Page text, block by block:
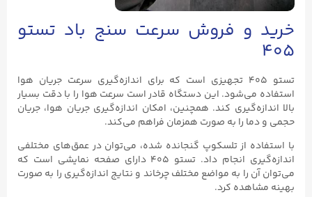
خرید و فروش سرعت سنج باد تستو
۴۰۵
تستو ۴۰۵ تجهیزی است که برای اندازه‌گیری سرعت جریان هوا
استفاده می‌شود. این دستگاه قادر است سرعت هوا را با دقت بسیار
بالا اندازه‌گیری کند. همچنین، امکان اندازه‌گیری جریان هوا، جریان
حجمی و دما را به صورت همزمان فراهم می‌کند.
با استفاده از تلسکوپ گنجانده شده، می‌توان در عمق‌های مختلفی
اندازه‌گیری انجام داد. تستو ۴۰۵ دارای صفحه نمایشی است که
می‌توان آن را به مواضع مختلف چرخاند و نتایج اندازه‌گیری را به صورت
بهینه مشاهده کرد.